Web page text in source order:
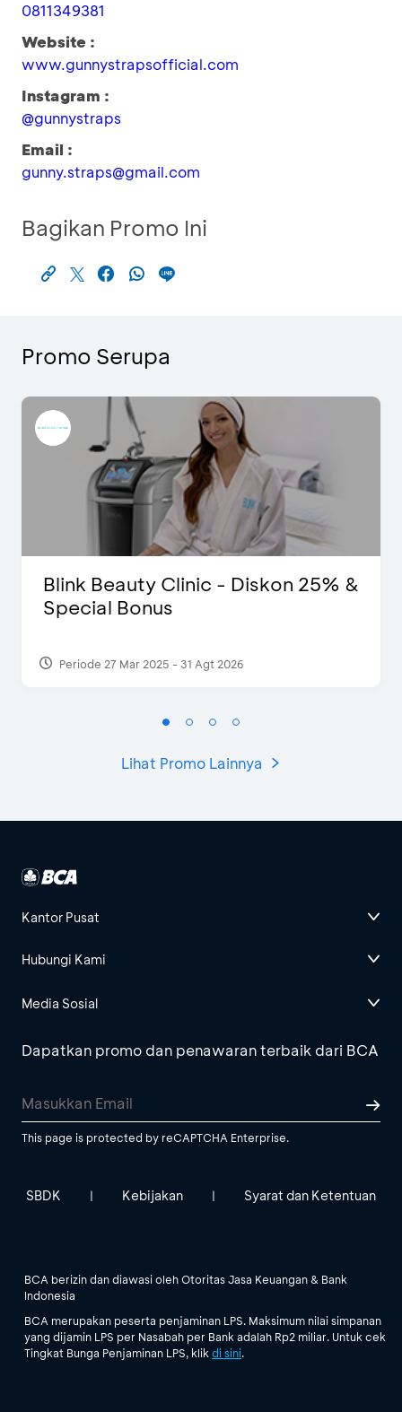
0811349381
Website :
www.gunnystrapsofficial.com
Instagram :
@gunnystraps
Email :
gunny.straps@gmail.com
Bagikan Promo Ini
Promo Serupa
Blink Beauty Clinic - Diskon 25% &
Special Bonus
Periode 27 Mar 2025 - 31 Agt 2026
Lihat Promo Lainnya
Kantor Pusat
Hubungi Kami
Media Sosial
Dapatkan promo dan penawaran terbaik dari BCA
This page is protected by reCAPTCHA Enterprise.
SBDK | Kebijakan | Syarat dan Ketentuan
BCA berizin dan diawasi oleh Otoritas Jasa Keuangan & Bank
Indonesia
BCA merupakan peserta penjaminan LPS. Maksimum nilai simpanan
yang dijamin LPS per Nasabah per Bank adalah Rp2 miliar. Untuk cek
Tingkat Bunga Penjaminan LPS, klik di sini.